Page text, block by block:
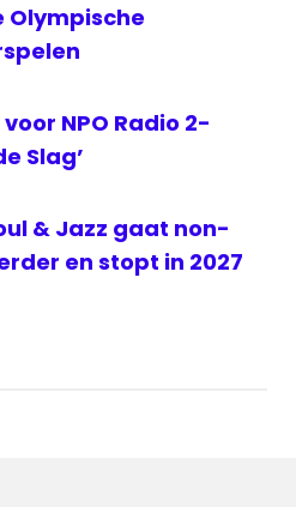
Olympische
NPO Radio 2-
Slag’
& Jazz gaat non-
en stopt in 2027